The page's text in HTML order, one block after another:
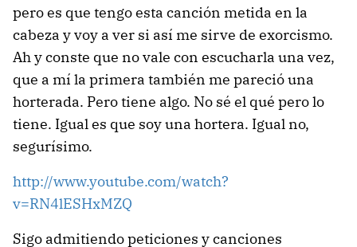
pero es que tengo esta canción metida en la
cabeza y voy a ver si así me sirve de exorcismo.
Ah y conste que no vale con escucharla una vez,
que a mí la primera también me pareció una
horterada. Pero tiene algo. No sé el qué pero lo
tiene. Igual es que soy una hortera. Igual no,
segurísimo.
http://www.youtube.com/watch?
v=RN4lESHxMZQ
Sigo admitiendo peticiones y canciones